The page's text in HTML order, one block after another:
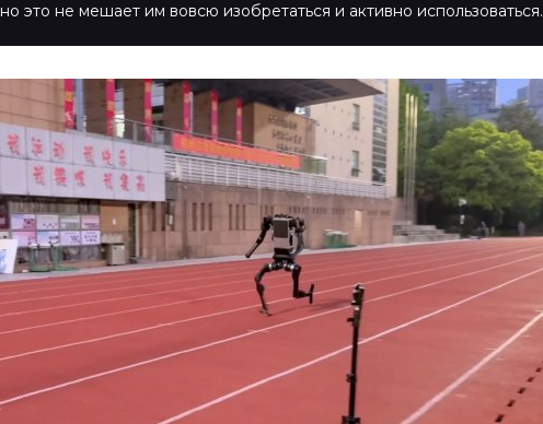
но это не мешает им вовсю изобретаться и активно использоваться.